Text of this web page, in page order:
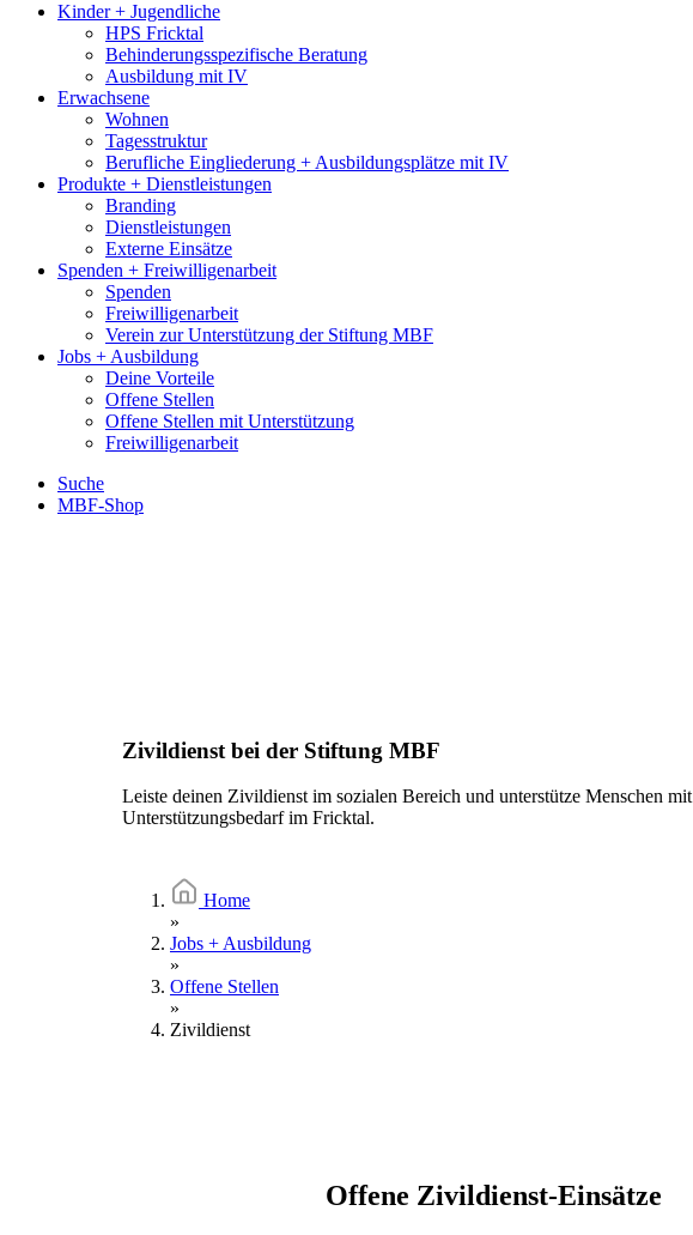
Kinder + Jugendliche
HPS Fricktal
Behinderungsspezifische Beratung
Ausbildung mit IV
Erwachsene
Wohnen
Tagesstruktur
Berufliche Eingliederung + Ausbildungsplätze mit IV
Produkte + Dienstleistungen
Branding
Dienstleistungen
Externe Einsätze
Spenden + Freiwilligenarbeit
Spenden
Freiwilligenarbeit
Verein zur Unterstützung der Stiftung MBF
Jobs + Ausbildung
Deine Vorteile
Offene Stellen
Offene Stellen mit Unterstützung
Freiwilligenarbeit
Suche
MBF-Shop
Zivildienst bei der Stiftung MBF
Leiste deinen Zivildienst im sozialen Bereich und unterstütze Menschen mit
Unterstützungsbedarf im Fricktal.
Home
»
Jobs + Ausbildung
»
Offene Stellen
»
Zivildienst
Offene Zivildienst-Einsätze